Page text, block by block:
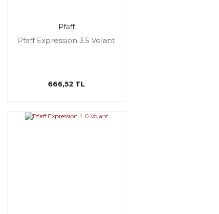
Pfaff
Pfaff Expression 3.5 Volant
666,52 TL